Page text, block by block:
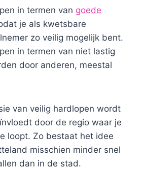
in termen van goede
je als kwetsbare
zo veilig mogelijk bent.
in termen van niet lastig
door anderen, meestal
van veilig hardlopen wordt
door de regio waar je
loopt. Zo bestaat het idee
misschien minder snel
dan in de stad.